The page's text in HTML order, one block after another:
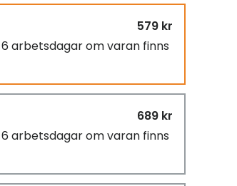
579 kr
arbetsdagar om varan finns
689 kr
arbetsdagar om varan finns